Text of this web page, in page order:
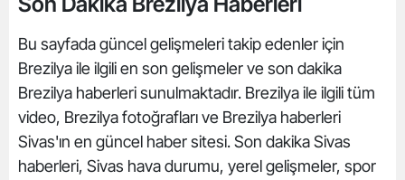
Bu sayfada güncel gelişmeleri takip edenler için
Brezilya ile ilgili en son gelişmeler ve son dakika
Brezilya haberleri sunulmaktadır. Brezilya ile ilgili tüm
video, Brezilya fotoğrafları ve Brezilya haberleri
Sivas'ın en güncel haber sitesi. Son dakika Sivas
haberleri, Sivas hava durumu, yerel gelişmeler, spor